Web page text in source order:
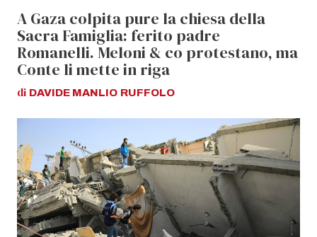
A Gaza colpita pure la chiesa della
Sacra Famiglia: ferito padre
Romanelli. Meloni & co protestano, ma
Conte li mette in riga
di DAVIDE MANLIO RUFFOLO